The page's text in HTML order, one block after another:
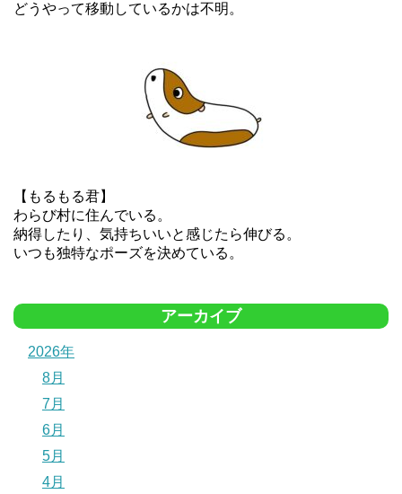
どうやって移動しているかは不明。
【もるもる君】
わらび村に住んでいる。
納得したり、気持ちいいと感じたら伸びる。
いつも独特なポーズを決めている。
アーカイブ
2026年
8月
7月
6月
5月
4月